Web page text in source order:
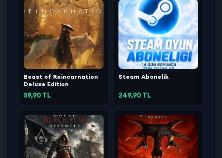
Beast of Reincarnation
Deluxe Edition
59,90 TL
Steam Abonelik
249,90 TL